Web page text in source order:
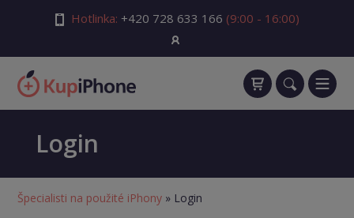
Hotlinka: +420 728 633 166 (9:00 - 16:00)
Login
Špecialisti na použité iPhony » Login